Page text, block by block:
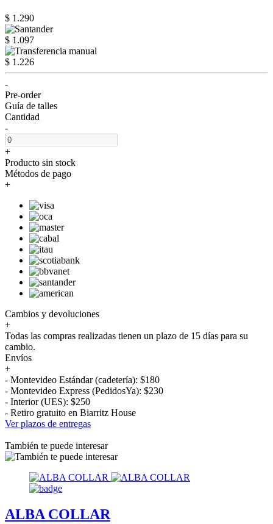
$ 1.290
$ 1.097
$ 1.226
-
Pre-order
Guía de talles
Cantidad
-
+
Producto sin stock
Métodos de pago
+
Cambios y devoluciones
+
Todas las compras realizadas tienen un plazo de 15 días para su
cambio.
Envíos
+
- Montevideo Estándar (cadetería): $180
- Montevideo Express (PedidosYa): $230
- Interior (UES): $250
- Retiro gratuito en Biarritz House
Ver plazos de entregas
También te puede interesar
ALBA COLLAR